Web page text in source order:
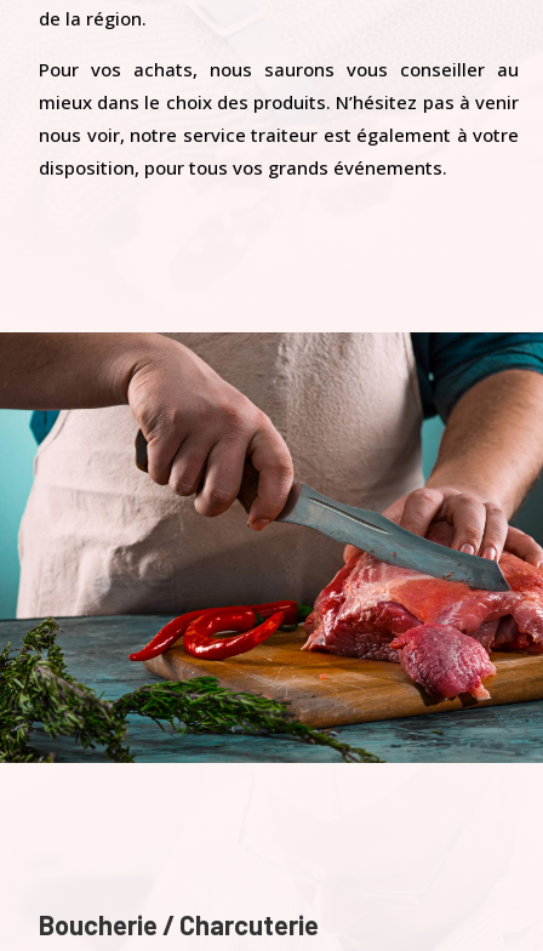
de la région.
Pour vos achats, nous saurons vous conseiller au
mieux dans le choix des produits. N’hésitez pas à venir
nous voir, notre service traiteur est également à votre
disposition, pour tous vos grands événements.
Boucherie / Charcuterie